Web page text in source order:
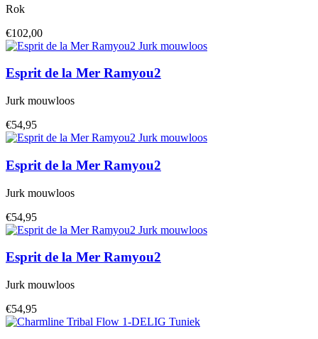
Rok
€102,00
Esprit de la Mer Ramyou2
Jurk mouwloos
€54,95
Esprit de la Mer Ramyou2
Jurk mouwloos
€54,95
Esprit de la Mer Ramyou2
Jurk mouwloos
€54,95